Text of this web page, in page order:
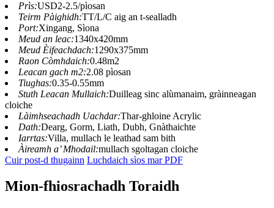
Prìs:USD2-2.5/pìosan
Teirm Pàighidh:TT/L/C aig an t-sealladh
Port:Xingang, Sìona
Meud an leac:1340x420mm
Meud Èifeachdach:1290x375mm
Raon Còmhdaich:0.48m2
Leacan gach m2:2.08 pìosan
Tiughas:0.35-0.55mm
Stuth Leacan Mullaich:Duilleag sinc alùmanaim, gràinneagan
cloiche
Làimhseachadh Uachdar:Thar-ghloine Acrylic
Dath:Dearg, Gorm, Liath, Dubh, Gnàthaichte
Iarrtas:Villa, mullach le leathad sam bith
Àireamh a’ Mhodail:mullach sgoltagan cloiche
Cuir post-d thugainn Luchdaich sìos mar PDF
Mion-fhiosrachadh Toraidh